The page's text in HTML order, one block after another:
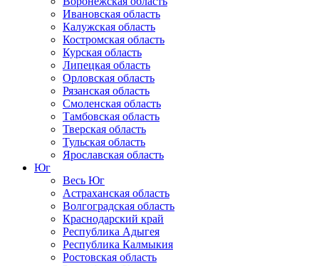
Ивановская область
Калужская область
Костромская область
Курская область
Липецкая область
Орловская область
Рязанская область
Смоленская область
Тамбовская область
Тверская область
Тульская область
Ярославская область
Юг
Весь Юг
Астраханская область
Волгоградская область
Краснодарский край
Республика Адыгея
Республика Калмыкия
Ростовская область